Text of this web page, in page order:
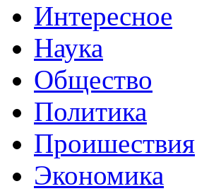
Интересное
Наука
Общество
Политика
Проишествия
Экономика